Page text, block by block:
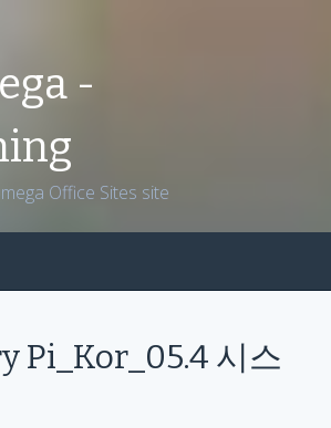
-
Office Sites site
Pi_Kor_05.4 시스